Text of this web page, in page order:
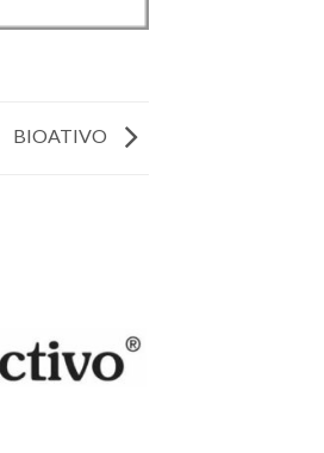
BIOATIVO